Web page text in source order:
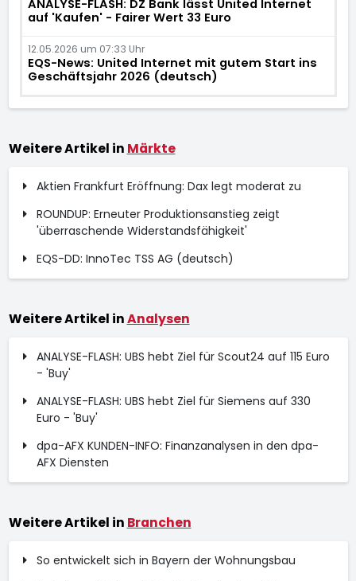
ANALYSE-FLASH: DZ Bank lässt United Internet
auf 'Kaufen' - Fairer Wert 33 Euro
12.05.2026 um 07:33 Uhr
EQS-News: United Internet mit gutem Start ins
Geschäftsjahr 2026 (deutsch)
Weitere Artikel in Märkte
Aktien Frankfurt Eröffnung: Dax legt moderat zu
ROUNDUP: Erneuter Produktionsanstieg zeigt
'überraschende Widerstandsfähigkeit'
EQS-DD: InnoTec TSS AG (deutsch)
Weitere Artikel inAnalysen
ANALYSE-FLASH: UBS hebt Ziel für Scout24 auf 115 Euro
- 'Buy'
ANALYSE-FLASH: UBS hebt Ziel für Siemens auf 330
Euro - 'Buy'
dpa-AFX KUNDEN-INFO: Finanzanalysen in den dpa-
AFX Diensten
Weitere Artikel in Branchen
So entwickelt sich in Bayern der Wohnungsbau